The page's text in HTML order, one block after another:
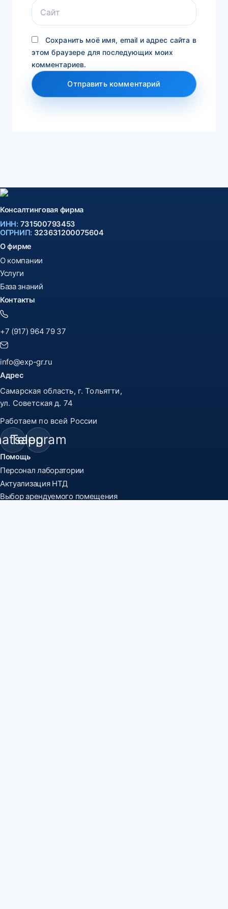
Сайт
Сохранить моё имя, email и адрес сайта в
этом браузере для последующих моих
комментариев.
Консалтинговая фирма
ИНН: 731500793453
ОГРНИП: 323631200075604
О фирме
О компании
Услуги
База знаний
Контакты
+7 (917) 964 79 37
info@exp-gr.ru
Адрес
Самарская область, г. Тольятти,
ул. Советская д. 74
Работаем по всей России
Telegram
Помощь
Персонал лаборатории
Актуализация НТД
Выбор арендуемого помещения